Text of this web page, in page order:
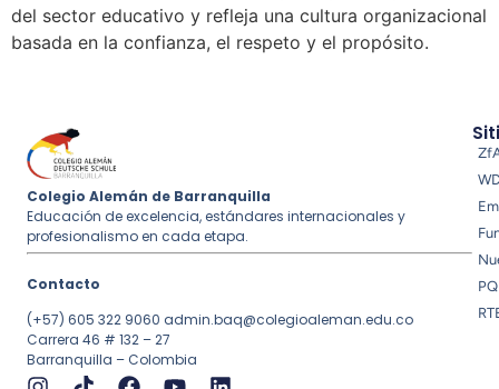
del sector educativo y refleja una cultura organizacional
basada en la confianza, el respeto y el propósito.
Colegio Alemán de Barranquilla
Educación de excelencia, estándares internacionales y
profesionalismo en cada etapa.
Contacto
(+57) 605 322 9060 admin.baq@colegioaleman.edu.co
Carrera 46 # 132 – 27
Barranquilla – Colombia